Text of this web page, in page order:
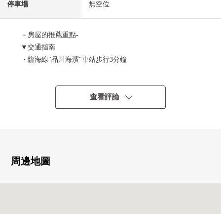
停車場 無空位
－房屋的推薦重點-
▼交通指南
・臨海線"品川海濱"車站步行3分鐘
・JR京浜東北線、東急大井町線"大井町"車站步行16分鐘
・能利用3車站4線路的位置
・JR山手線其他"品川"車站公共汽車13分"都立産業技術高
・天橋從品川海濱站直接連接
查看評論
周邊地圖